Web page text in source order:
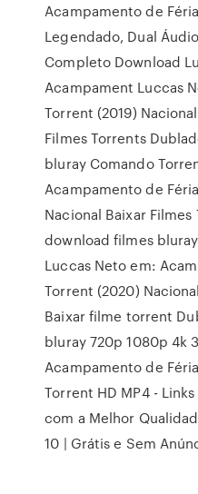
Acampamento de
Legendado, Dual
Completo Download
Acampament Luccas
Torrent (2019)
Filmes Torrents
bluray Comando
Acampamento de
Nacional Baixar
download filmes
Luccas Neto em:
Torrent (2020)
Baixar filme torrent
bluray 720p 1080p 4k
Acampamento de
Torrent HD MP4 -
com a Melhor
10 | Grátis e Sem